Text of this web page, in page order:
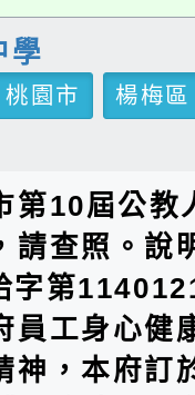
學
桃園市
楊梅區
第10屆公教
請查照。說
字第
員工身心健
神，本府訂